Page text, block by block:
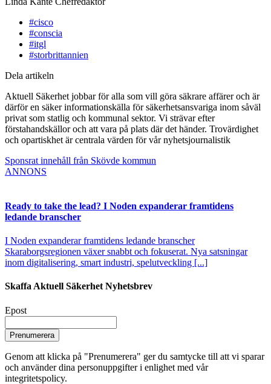
#cisco
#conscia
#itgl
#storbrittannien
Dela artikeln
Aktuell Säkerhet jobbar för alla som vill göra säkrare affärer och är
därför en säker informationskälla för säkerhetsansvariga inom såväl
privat som statlig och kommunal sektor. Vi strävar efter
förstahandskällor och att vara på plats där det händer. Trovärdighet
och opartiskhet är centrala värden för vår nyhetsjournalistik
Sponsrat innehåll från Skövde kommun
ANNONS
Ready to take the lead? I Noden expanderar framtidens
ledande branscher
I Noden expanderar framtidens ledande branscher
Skaraborgsregionen växer snabbt och fokuserat. Nya satsningar
inom digitalisering, smart industri, spelutveckling [...]
Skaffa Aktuell Säkerhet Nyhetsbrev
Epost
Prenumerera
Genom att klicka på "Prenumerera" ger du samtycke till att vi sparar
och använder dina personuppgifter i enlighet med vår
integritetspolicy.